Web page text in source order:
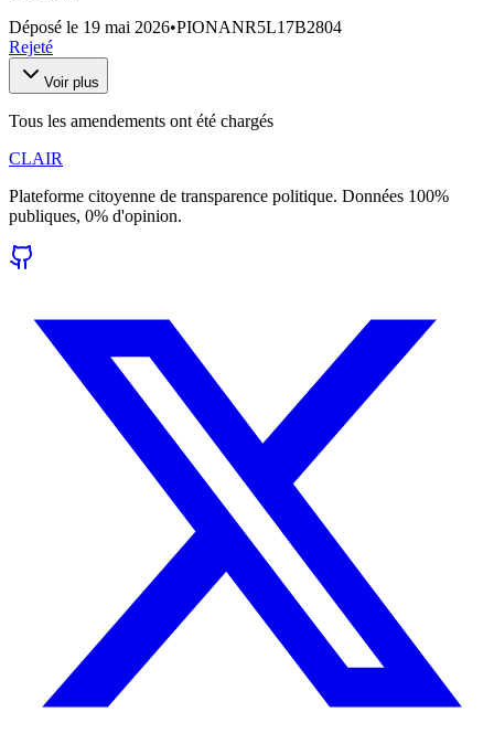
Déposé le 19 mai 2026•PIONANR5L17B2804
Rejeté
Voir plus
Tous les amendements ont été chargés
CLAIR
Plateforme citoyenne de transparence politique. Données 100%
publiques, 0% d'opinion.